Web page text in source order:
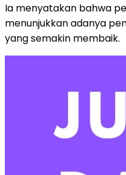
Ia menyatakan bahwa
menunjukkan adanya
yang semakin membaik.